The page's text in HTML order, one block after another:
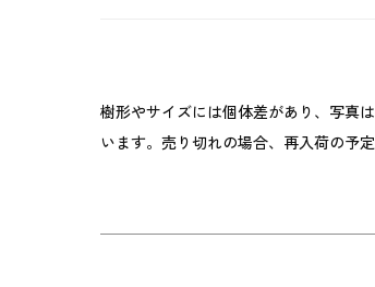
樹形やサイズには個体差があり、写真
います。売り切れの場合、再入荷の予